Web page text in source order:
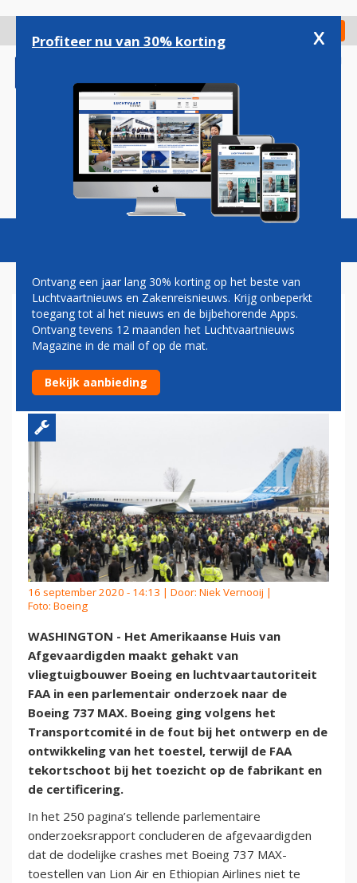
gaan
Check in
Magazine Podcasts Vacatures
HUIS VAN AFGEVAARDIGDEN
MAAKT GEHAKT VAN BOEING
EN FAA
16 september 2020 - 14:13 | Door: Niek Vernooij |
Foto: Boeing
WASHINGTON - Het Amerikaanse Huis van
Afgevaardigden maakt gehakt van
vliegtuigbouwer Boeing en luchtvaartautoriteit
FAA in een parlementair onderzoek naar de
Boeing 737 MAX. Boeing ging volgens het
Transportcomité in de fout bij het ontwerp en de
ontwikkeling van het toestel, terwijl de FAA
tekortschoot bij het toezicht op de fabrikant en
de certificering.
In het 250 pagina’s tellende parlementaire
onderzoeksrapport concluderen de afgevaardigden
dat de dodelijke crashes met Boeing 737 MAX-
toestellen van Lion Air en Ethiopian Airlines niet te
Profiteer nu van 30% korting x
Ontvang een jaar lang 30% korting op het beste van
Luchtvaartnieuws en Zakenreisnieuws. Krijg onbeperkt
toegang tot al het nieuws en de bijbehorende Apps.
Ontvang tevens 12 maanden het Luchtvaartnieuws
Magazine in de mail of op de mat.
Bekijk aanbieding